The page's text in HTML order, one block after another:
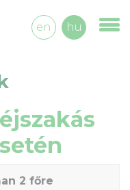
en hu
2 főre